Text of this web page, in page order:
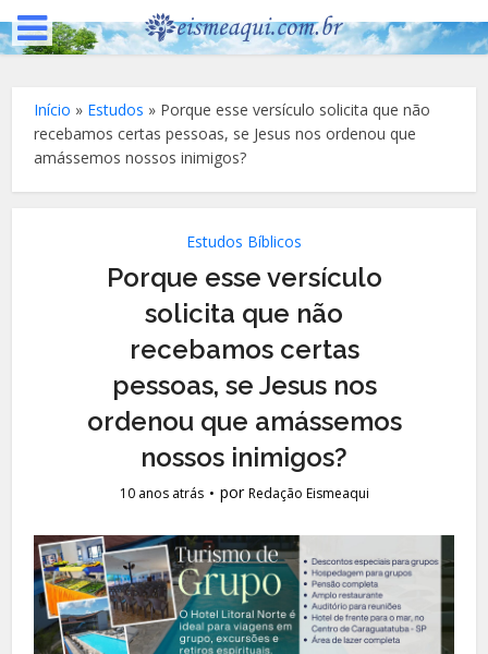
Início » Estudos » Porque esse versículo solicita que não
recebamos certas pessoas, se Jesus nos ordenou que
amássemos nossos inimigos?
Estudos Bíblicos
Porque esse versículo
solicita que não
recebamos certas
pessoas, se Jesus nos
ordenou que amássemos
nossos inimigos?
10 anos atrás porRedação Eismeaqui